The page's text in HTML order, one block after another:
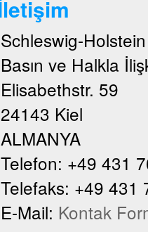
Schleswig-
Basın ve Halkla
Elisabethstr. 59
24143 Kiel
ALMANYA
Telefon: +49 431
Telefaks: +49 431
E-Mail: Kontak